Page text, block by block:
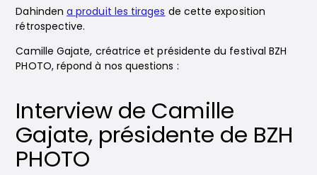
Dahindena produit les tirages de cette exposition
rétrospective.
Camille Gajate, créatrice et présidente du festival BZH
PHOTO, répond à nos questions :
Interview de Camille
Gajate, présidente de BZH
PHOTO